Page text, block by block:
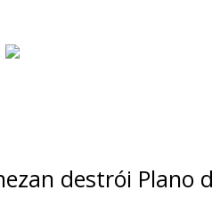
destrói Plano